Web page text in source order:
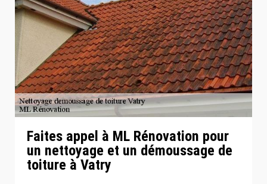
Faites appel à ML Rénovation pour
un nettoyage et un démoussage de
toiture à Vatry